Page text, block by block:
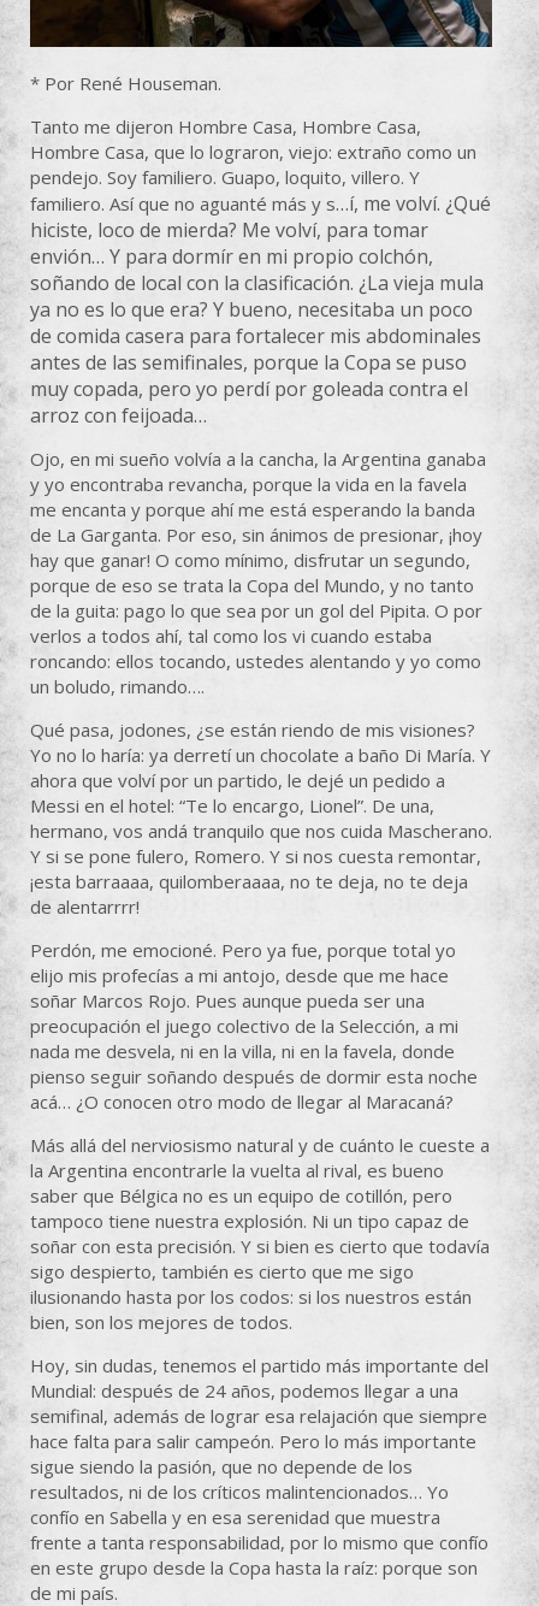
* Por René Houseman.
Tanto me dijeron Hombre Casa, Hombre Casa,
Hombre Casa, que lo lograron, viejo: extraño como un
pendejo. Soy familiero. Guapo, loquito, villero. Y
familiero. Así que no aguanté más y s…í, me volví. ¿Qué
hiciste, loco de mierda? Me volví, para tomar
envión… Y para dormír en mi propio colchón,
soñando de local con la clasificación. ¿La vieja mula
ya no es lo que era? Y bueno, necesitaba un poco
de comida casera para fortalecer mis abdominales
antes de las semifinales, porque la Copa se puso
muy copada, pero yo perdí por goleada contra el
arroz con feijoada…
Ojo, en mi sueño volvía a la cancha, la Argentina ganaba
y yo encontraba revancha, porque la vida en la favela
me encanta y porque ahí me está esperando la banda
de La Garganta. Por eso, sin ánimos de presionar, ¡hoy
hay que ganar! O como mínimo, disfrutar un segundo,
porque de eso se trata la Copa del Mundo, y no tanto
de la guita: pago lo que sea por un gol del Pipita. O por
verlos a todos ahí, tal como los vi cuando estaba
roncando: ellos tocando, ustedes alentando y yo como
un boludo, rimando….
Qué pasa, jodones, ¿se están riendo de mis visiones?
Yo no lo haría: ya derretí un chocolate a baño Di María. Y
ahora que volví por un partido, le dejé un pedido a
Messi en el hotel: “Te lo encargo, Lionel”. De una,
hermano, vos andá tranquilo que nos cuida Mascherano.
Y si se pone fulero, Romero. Y si nos cuesta remontar,
¡esta barraaaa, quilomberaaaa, no te deja, no te deja
de alentarrrr!
Perdón, me emocioné. Pero ya fue, porque total yo
elijo mis profecías a mi antojo, desde que me hace
soñar Marcos Rojo. Pues aunque pueda ser una
preocupación el juego colectivo de la Selección, a mi
nada me desvela, ni en la villa, ni en la favela, donde
pienso seguir soñando después de dormir esta noche
acá… ¿O conocen otro modo de llegar al Maracaná?
Más allá del nerviosismo natural y de cuánto le cueste a
la Argentina encontrarle la vuelta al rival, es bueno
saber que Bélgica no es un equipo de cotillón, pero
tampoco tiene nuestra explosión. Ni un tipo capaz de
soñar con esta precisión. Y si bien es cierto que todavía
sigo despierto, también es cierto que me sigo
ilusionando hasta por los codos: si los nuestros están
bien, son los mejores de todos.
Hoy, sin dudas, tenemos el partido más importante del
Mundial: después de 24 años, podemos llegar a una
semifinal, además de lograr esa relajación que siempre
hace falta para salir campeón. Pero lo más importante
sigue siendo la pasión, que no depende de los
resultados, ni de los críticos malintencionados… Yo
confío en Sabella y en esa serenidad que muestra
frente a tanta responsabilidad, por lo mismo que confío
en este grupo desde la Copa hasta la raíz: porque son
de mi país.